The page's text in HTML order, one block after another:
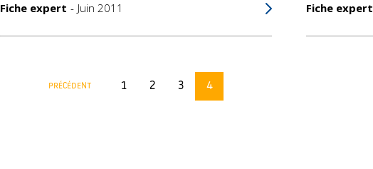
Fiche expert Juin 2011 Fiche expert
PRÉCÉDENT 1 2 3 4